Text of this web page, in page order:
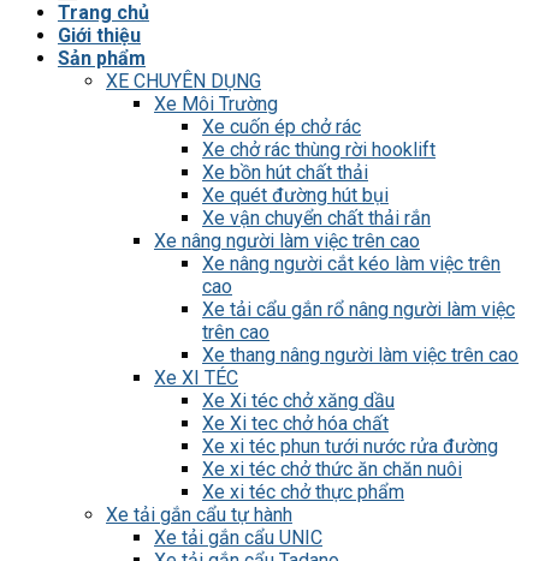
Trang chủ
Giới thiệu
Sản phẩm
XE CHUYÊN DỤNG
Xe Môi Trường
Xe cuốn ép chở rác
Xe chở rác thùng rời hooklift
Xe bồn hút chất thải
Xe quét đường hút bụi
Xe vận chuyển chất thải rắn
Xe nâng người làm việc trên cao
Xe nâng người cắt kéo làm việc trên
cao
Xe tải cẩu gắn rổ nâng người làm việc
trên cao
Xe thang nâng người làm việc trên cao
Xe XI TÉC
Xe Xi téc chở xăng dầu
Xe Xi tec chở hóa chất
Xe xi téc phun tưới nước rửa đường
Xe xi téc chở thức ăn chăn nuôi
Xe xi téc chở thực phẩm
Xe tải gắn cẩu tự hành
Xe tải gắn cẩu UNIC